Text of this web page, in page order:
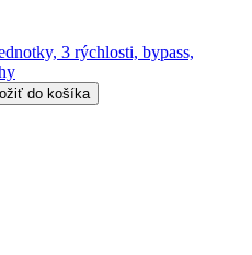
3 rýchlosti, bypass,
do košíka